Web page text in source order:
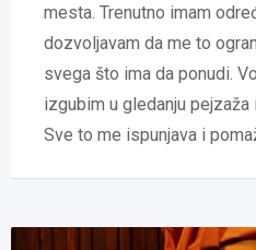
mesta. Trenutno imam
dozvoljavam da me to
svega što ima da ponudi.
izgubim u gledanju pejzaža
Sve to me ispunjava i